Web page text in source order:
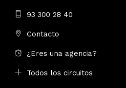
93 300 28 40
Contacto
¿Eres una agencia?
Todos los circuitos